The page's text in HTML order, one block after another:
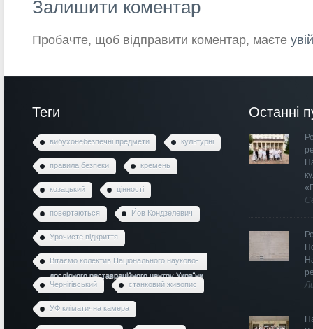
Залишити коментар
Пробачте, щоб відправити коментар, маєте
Теги
вибухонебезпечні предмети культурні
правила безпеки кремень
козацький цінності
повертаються Йов Кондзелевич
Урочисте відкриття
Вітаємо колектив Національного науково-
дослідного реставраційного центру України
Чернігівський
станковий живопис
УФ кліматична камера
Останні